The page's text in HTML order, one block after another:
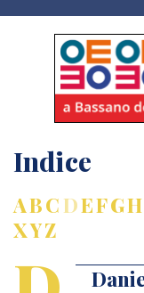
Indice
ABCDEFGH
XYZ